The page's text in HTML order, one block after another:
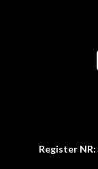
Register NR: